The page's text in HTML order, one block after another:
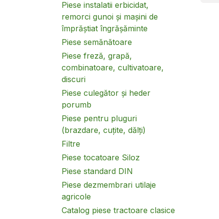
Piese instalatii erbicidat,
remorci gunoi și mașini de
împrăștiat îngrășăminte
Piese semănătoare
Piese freză, grapă,
combinatoare, cultivatoare,
discuri
Piese culegător și heder
porumb
Piese pentru pluguri
(brazdare, cuțite, dălți)
Filtre
Piese tocatoare Siloz
Piese standard DIN
Piese dezmembrari utilaje
agricole
Catalog piese tractoare clasice